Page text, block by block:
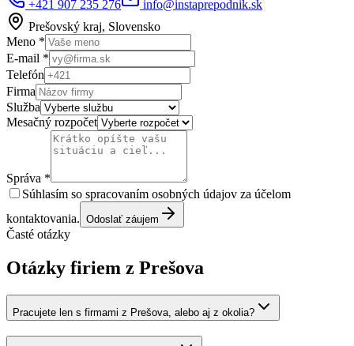
+421 907 235 276
info@instaprepodnik.sk
Prešovský kraj, Slovensko
Meno *
E-mail *
Telefón
Firma
Služba
Mesačný rozpočet
Správa *
Súhlasím so spracovaním osobných údajov za účelom
kontaktovania. Odoslať záujem
Časté otázky
Otázky firiem z Prešova
Pracujete len s firmami z Prešova, alebo aj z okolia?